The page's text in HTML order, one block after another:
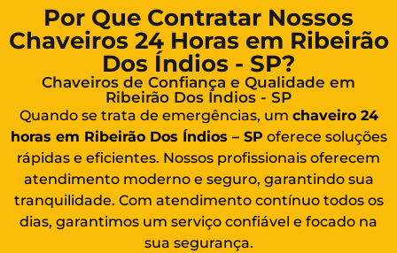
Por Que Contratar Nossos
Chaveiros 24 Horas em Ribeirão
Dos Índios - SP?
Chaveiros de Confiança e Qualidade em
Ribeirão Dos Índios - SP
Quando se trata de emergências, um chaveiro 24
horas em Ribeirão Dos Índios – SP oferece soluções
rápidas e eficientes. Nossos profissionais oferecem
atendimento moderno e seguro, garantindo sua
tranquilidade. Com atendimento contínuo todos os
dias, garantimos um serviço confiável e focado na
sua segurança.